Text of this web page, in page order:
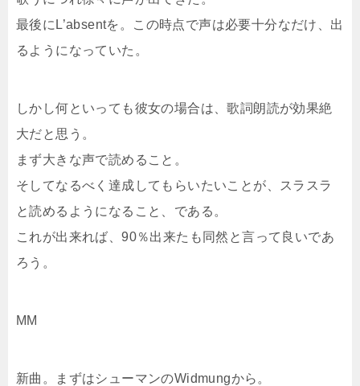
最後にL’absentを。この時点で声は必要十分なだけ、出
るようになっていた。
しかし何といっても彼女の場合は、歌詞朗読が効果絶
大だと思う。
まず大きな声で読めること。
そしてなるべく達成してもらいたいことが、スラスラ
と読めるようになること、である。
これが出来れば、90％出来たも同然と言って良いであ
ろう。
MM
新曲。まずはシューマンのWidmungから。